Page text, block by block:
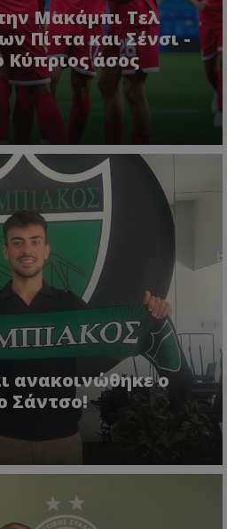
Μακάμπι Τελ
Πίττα και Σένσι -
Κύπριος άσος
ανακοινώθηκε ο
Σάντσο!